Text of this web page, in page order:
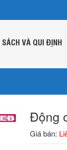
SÁCH VÀ QUI ĐỊNH
Động
Giá bán: